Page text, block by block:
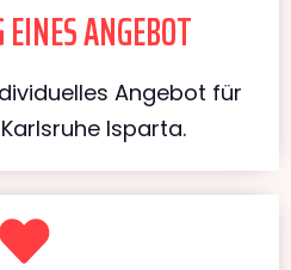
ANGEBOT
Angebot für
Isparta.